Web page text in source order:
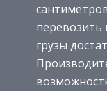
перевозить
грузы